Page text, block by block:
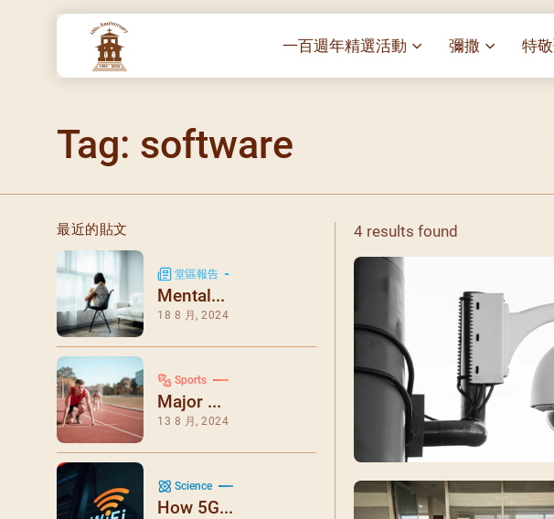
一百週年精選活動
靈修講座 :教宗通諭[祂愛了我們]
《百年人海》音樂劇
禧年活動 – 希望之光油燈
主保瞻禮彌撒及聚餐
聖誕報佳音
聖誕願望樹 Giving Tree
彌撒
提前主日彌撒 –
提前主日彌撒 –
(2025/03/08)
提前主日彌撒 –
(2025/04/05)
提前主日彌撒 –
(2025/05/10)
提前主日彌撒 –
(2025/06/14)
提前主日彌撒 –
提前主日彌撒 –
(2025/08/09)
特
特敬
特敬
特敬
特
特
特
特敬
Tag: software
4 results found
最近的貼文
堂區報告
Mental...
18 8 月, 2024
Sports
Major ...
13 8 月, 2024
Science
How 5G...